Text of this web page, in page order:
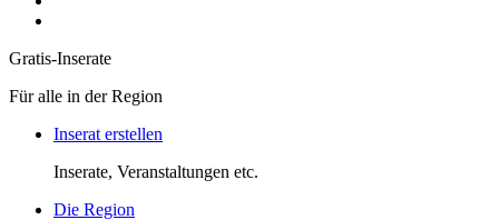
Gratis-Inserate
Für alle in der Region
Inserat erstellen
Inserate, Veranstaltungen etc.
Die Region